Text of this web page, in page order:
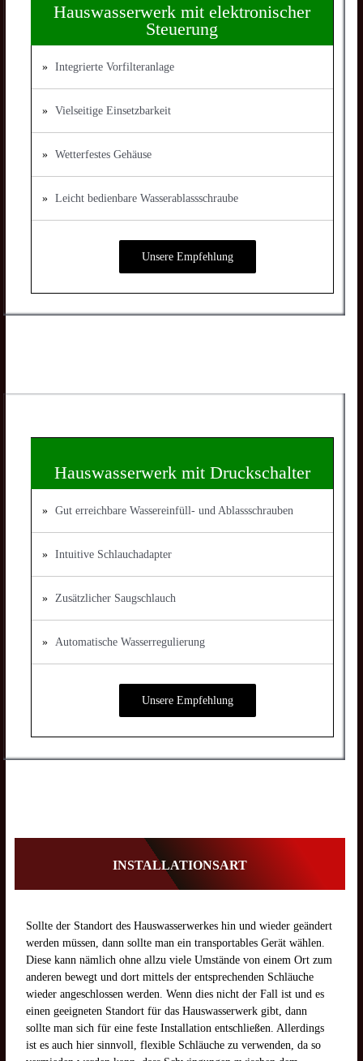
Hauswasserwerk mit elektronischer
Steuerung
Integrierte Vorfilteranlage
Vielseitige Einsetzbarkeit
Wetterfestes Gehäuse
Leicht bedienbare Wasserablassschraube
Unsere Empfehlung
Hauswasserwerk mit Druckschalter
Gut erreichbare Wassereinfüll- und Ablassschrauben
Intuitive Schlauchadapter
Zusätzlicher Saugschlauch
Automatische Wasserregulierung
Unsere Empfehlung
INSTALLATIONSART
Sollte der Standort des Hauswasserwerkes hin und wieder geändert
werden müssen, dann sollte man ein transportables Gerät wählen.
Diese kann nämlich ohne allzu viele Umstände von einem Ort zum
anderen bewegt und dort mittels der entsprechenden Schläuche
wieder angeschlossen werden. Wenn dies nicht der Fall ist und es
einen geeigneten Standort für das Hauswasserwerk gibt, dann
sollte man sich für eine feste Installation entschließen. Allerdings
ist es auch hier sinnvoll, flexible Schläuche zu verwenden, da so